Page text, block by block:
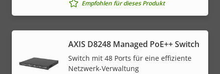
Empfohlen für dieses Produkt
AXIS D8248 Managed PoE++ Switch
Switch mit 48 Ports für eine effiziente
Netzwerk-Verwaltung